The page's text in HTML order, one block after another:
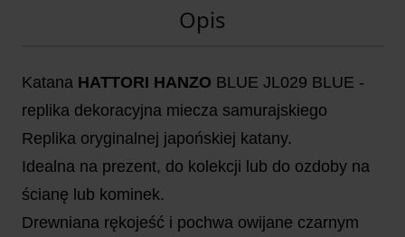
Opis
Katana HATTORI HANZO BLUE JL029 BLUE -
replika dekoracyjna miecza samurajskiego
Replika oryginalnej japońskiej katany.
Idealna na prezent, do kolekcji lub do ozdoby na
ścianę lub kominek.
Drewniana rękojeść i pochwa owijane czarnym